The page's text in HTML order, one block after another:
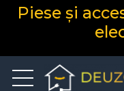
Piese și